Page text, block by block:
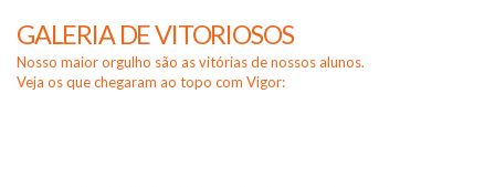
GALERIA DE VITORIOSOS
Nosso maior orgulho são as vitórias de nossos alunos.
Veja os que chegaram ao topo com Vigor: